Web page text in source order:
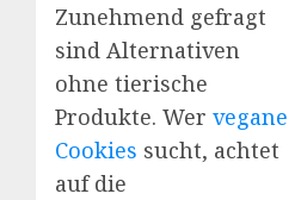
Zunehmend gefragt
sind Alternativen
ohne tierische
Produkte. Wer vegane
Cookies sucht, achtet
auf die